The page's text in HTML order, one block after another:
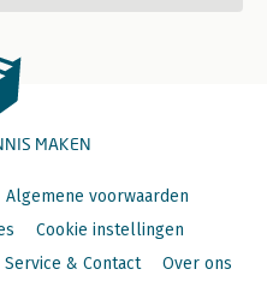
MAKEN
Algemene voorwaarden
Cookie instellingen
Service & Contact Over ons